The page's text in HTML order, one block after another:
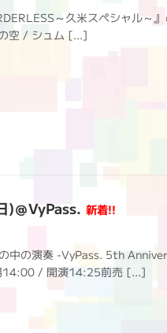
～久米スペシャル～
空 / シュム […]
＠VyPass. 新着!!
の演奏 -VyPass. 5th
14:00 / 開演14:25前売 […]